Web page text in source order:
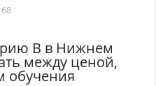
68
B в Нижнем
между ценой,
обучения